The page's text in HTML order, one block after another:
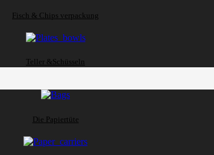
Fisch & Chips verpackung
Teller &Schüsseln
Die Papiertüte